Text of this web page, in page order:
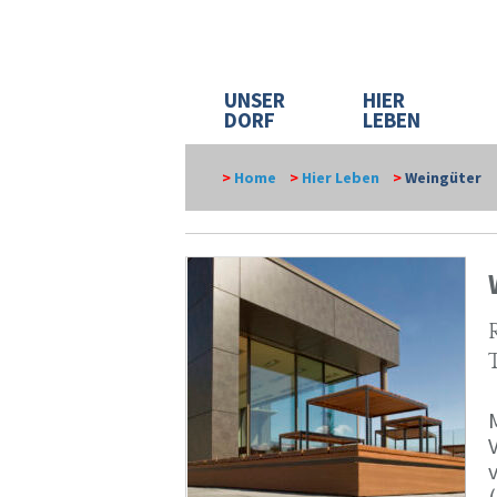
UNSER
DORF
HIER
LEBEN
> Home > Hier Leben >Weingüter